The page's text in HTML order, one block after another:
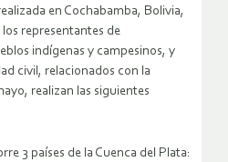
en Cochabamba, Bolivia,
los representantes de
indígenas y campesinos, y
civil, relacionados con la
realizan las siguientes
3 países de la Cuenca del Plata: